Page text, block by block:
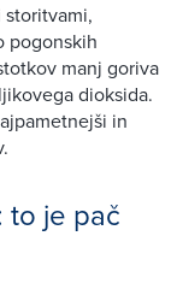
pogonskih
manj goriva
dioksida.
in
to je pač